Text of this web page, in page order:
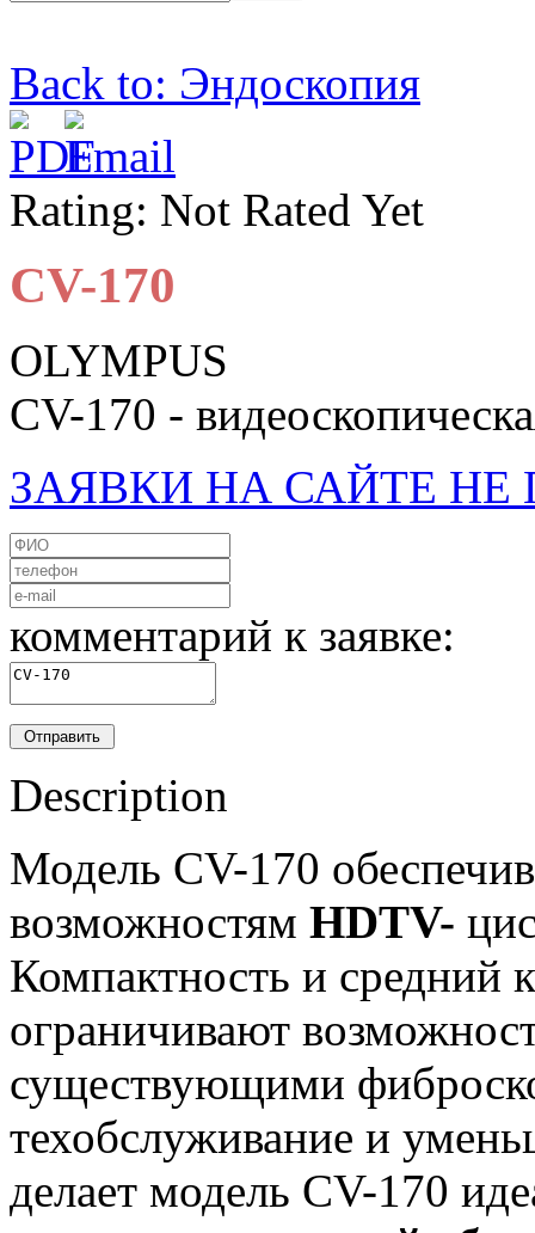
Back to: Эндоскопия
Rating: Not Rated Yet
CV-170
OLYMPUS
CV-170 -
ЗАЯВКИ НА САЙТЕ
комментарий к заявке:
Description
Модель CV-170
возможностям HDTV-
Компактность и средний
ограничивают
существующими
техобслуживание и
делает модель CV-170